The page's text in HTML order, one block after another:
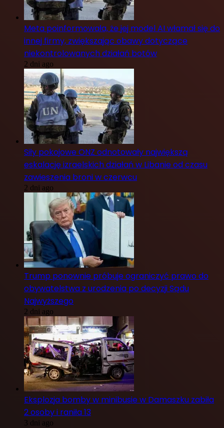
Meta poinformowała, że jej model AI włamał się do
innej firmy, zwiększając obawy dotyczące
niekontrolowanych działań botów
2 dni ago
Siły pokojowe ONZ odnotowały największą
eskalację izraelskich działań w Libanie od czasu
zawieszenia broni w czerwcu
2 dni ago
Trump ponownie próbuje ograniczyć prawo do
obywatelstwa z urodzenia po decyzji Sądu
Najwyższego
2 dni ago
Eksplozja bomby w minibusie w Damaszku zabiła
2 osoby i raniła 13
3 dni ago